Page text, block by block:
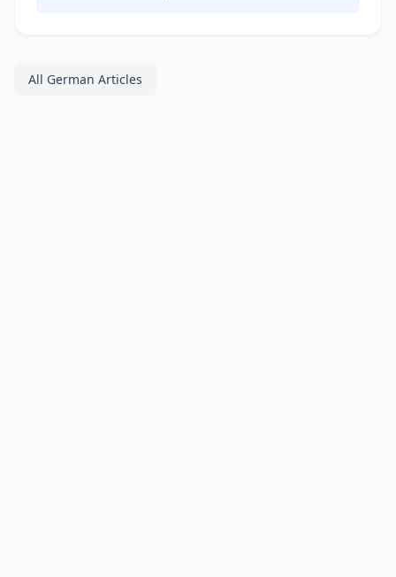
All German Articles